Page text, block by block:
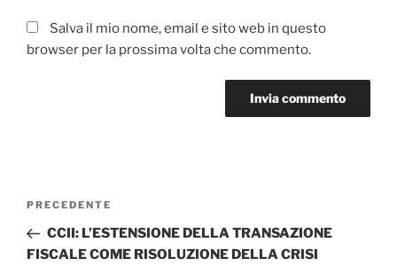
Salva il mio nome, email e sito web in questo
browser per la prossima volta che commento.
Navigazione
Articolo
precedente:
PRECEDENTE
CCII: L’ESTENSIONE DELLA TRANSAZIONE
FISCALE COME RISOLUZIONE DELLA CRISI